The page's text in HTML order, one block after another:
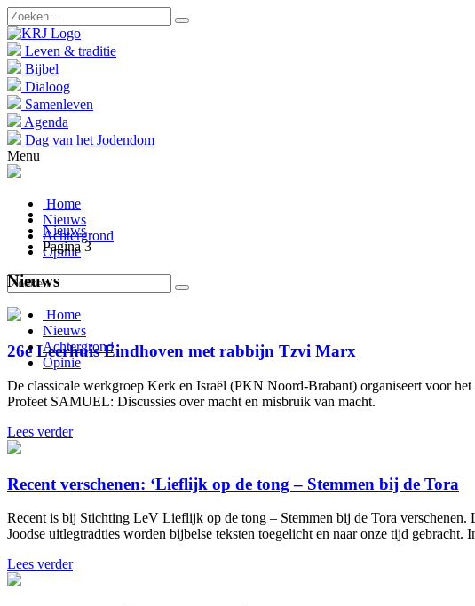
Leven & traditie
Bijbel
Dialoog
Samenleven
Agenda
Dag van het Jodendom
Menu
Home
Nieuws
Achtergrond
Opinie
Home
Nieuws
Achtergrond
Opinie
Nieuws
Pagina 3
Nieuws
26e Leerhuis Eindhoven met rabbijn Tzvi Marx
De classicale werkgroep Kerk en Israël (PKN Noord-Brabant) organiseert voor
Profeet SAMUEL: Discussies over macht en misbruik van macht.
Lees verder
Recent verschenen: ‘Lieflijk op de tong – Stemmen bij de Tora
Recent is bij Stichting LeV Lieflijk op de tong – Stemmen bij de Tora
Joodse uitlegtradties worden bijbelse teksten toegelicht en naar onze tijd gebracht.
Lees verder